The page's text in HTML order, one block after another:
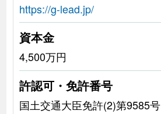
https://g-lead.jp/
資本金
4,500万円
許認可・免許番号
国土交通大臣免許(2)第9585号